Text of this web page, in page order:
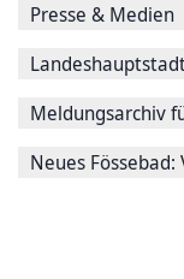
teilen
Seitenlink
Seite
Presse & Medien
Meldungsarchiv
Neues